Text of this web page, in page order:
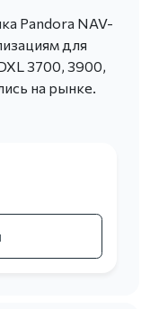
Pandora NAV-
для
3700, 3900,
на рынке.